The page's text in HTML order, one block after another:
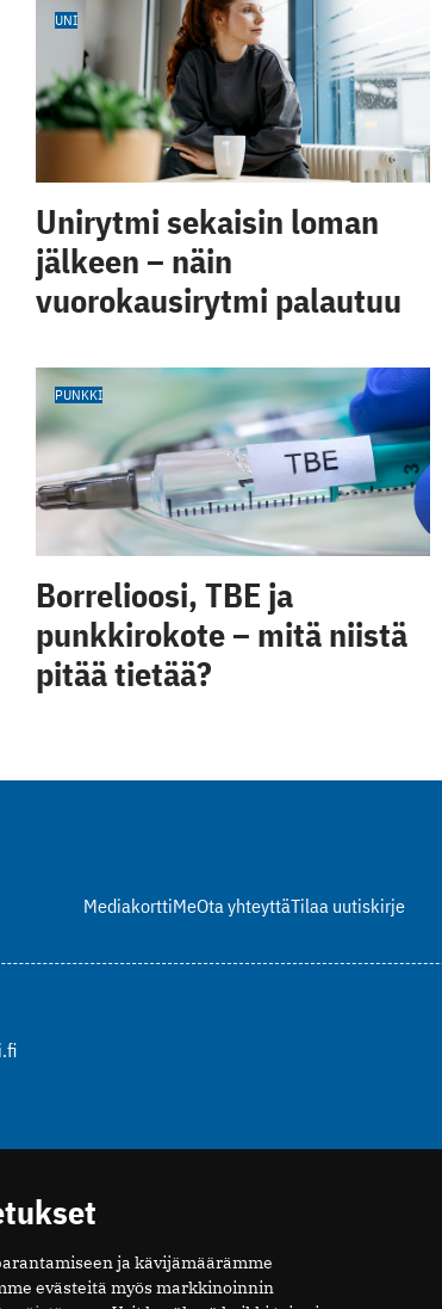
UNI
Unirytmi sekaisin loman
jälkeen – näin
vuorokausirytmi palautuu
PUNKKI
Borrelioosi, TBE ja
punkkirokote – mitä niistä
pitää tietää?
MediakorttiMeOta yhteyttäTilaa uutiskirje
ja kävijämäärämme
evästeitä myös markkinoinnin